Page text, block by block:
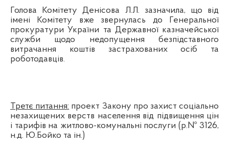
Голова
Комітету Денісова Л.Л. зазначила, що
від
імені
Комітету вже звернулась до
Генеральної
прокуратури України та Державної казначейської
служби
щодо недопущення
безпідставного
витрачання
коштів застрахованих осіб та
роботодавців.
Третє питання: проект Закону про захист соціально
незахищених верств населення від підвищення цін
і тарифів на житлово-комунальні послуги (р.№ 3126,
н.д. Ю.Бойко та ін.)